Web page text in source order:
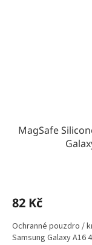
MagSafe
82 Kč
Ochranné pouzdro /
Samsung Galaxy A16